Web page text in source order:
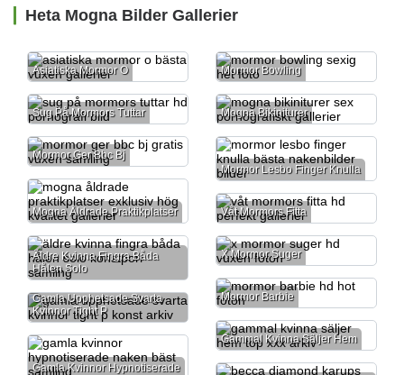
Heta Mogna Bilder Gallerier
Asiatiska Mormor O Mormor Bowling
Sug På Mormors Tuttar Mogna Bikiniturer
Mormor Ger Bbc Bj
Mormor Lesbo Finger Knulla
Mogna Åldrade Praktikplatser Våt Mormors Fitta
Äldre Kvinna Fingra Båda
Hålen Solo
X Mormor Suger
Mormor Barbie
Gamla Upphetsade Svarta
Kvinnor Tight P
Gammal Kvinna Säljer Hem
Gamla Kvinnor Hypnotiserade